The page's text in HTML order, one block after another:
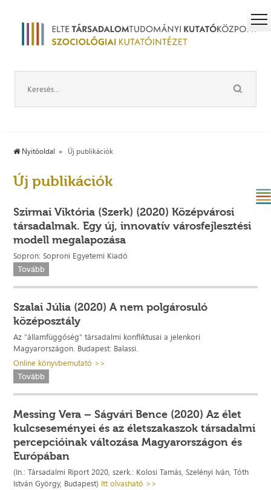
Nyitóoldal Új publikációk
Új publikációk
Szirmai Viktória (Szerk) (2020) Középvárosi
társadalmak. Egy új, innovatív városfejlesztési
modell megalapozása
Sopron: Soproni Egyetemi Kiadó
Tovább
Szalai Júlia (2020) A nem polgárosuló
középosztály
Az "államfüggőség" társadalmi konfliktusai a jelenkori
Magyarországon. Budapest: Balassi.
Online könyvbemutató >>
Tovább
Messing Vera – Ságvári Bence (2020) Az élet
kulcseseményei és az életszakaszok társadalmi
percepcióinak változása Magyarországon és
Európában
(In.: Társadalmi Riport 2020, szerk.: Kolosi Tamás, Szelényi Iván, Tóth
István György, Budapest) Itt olvasható >>